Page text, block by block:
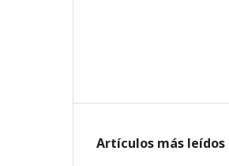
Artículos más